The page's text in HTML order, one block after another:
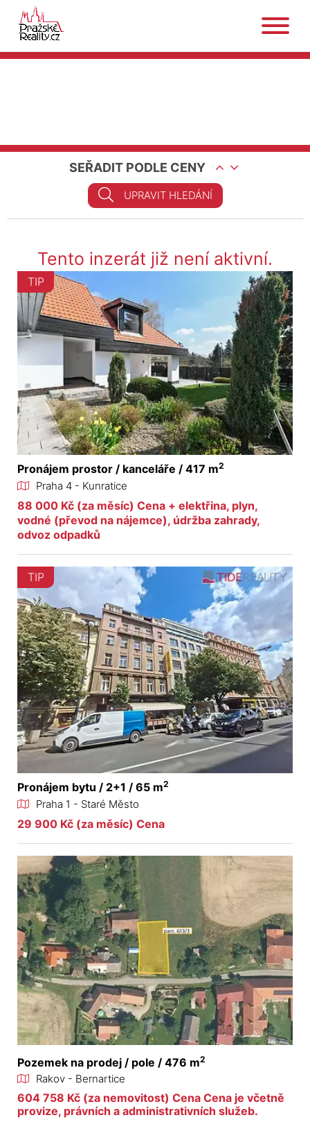
SEŘADIT PODLE CENY
UPRAVIT HLEDÁNÍ
Tento inzerát již není aktivní.
TIP
Pronájem prostor / kanceláře / 417 m2
Praha 4 - Kunratice
88 000 Kč (za měsíc) Cena + elektřina, plyn,
vodné (převod na nájemce), údržba zahrady,
odvoz odpadků
TIP
Pronájem bytu / 2+1 / 65 m2
Praha 1 - Staré Město
29 900 Kč (za měsíc) Cena
Pozemek na prodej / pole / 476 m2
Rakov - Bernartice
604 758 Kč (za nemovitost) Cena Cena je včetně
provize, právních a administrativních služeb.